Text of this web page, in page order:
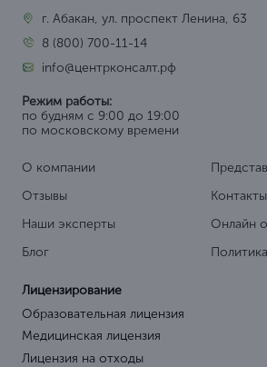
г. Абакан, ул. проспект Ленина, 63
8 (800) 700-11-14
info@центрконсалт.рф
Режим работы:
по будням с 9:00 до 19:00
по московскому времени
О компании
Отзывы
Наши эксперты
Блог
Контакты
Онлайн
Лицензирование
Образовательная лицензия
Медицинская лицензия
Лицензия на отходы